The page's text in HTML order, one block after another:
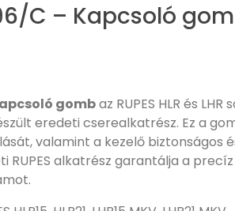
C – Kapcsoló
gombaz RUPES HLR és LHR
eredeti cserealkatrész. Ez a
valamint a kezelő biztonságos
RUPES alkatrész garantálja a